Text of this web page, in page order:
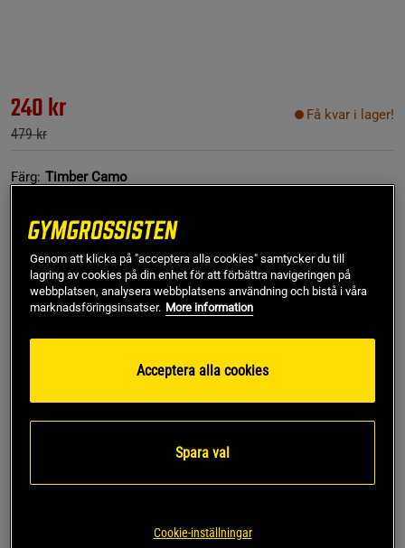
240 kr
479 kr
Få kvar i lager!
Färg: Timber Camo
Fri retur 14 dagars ångerrätt
Sport-BH med smala band – Better Bodies Strappy Bra
Genom att klicka på "acceptera alla cookies" samtycker du till
lagring av cookies på din enhet för att förbättra navigeringen på
webbplatsen, analysera webbplatsens användning och bistå i våra
marknadsföringsinsatser. More information
Acceptera alla cookies
Spara val
Cookie-inställningar